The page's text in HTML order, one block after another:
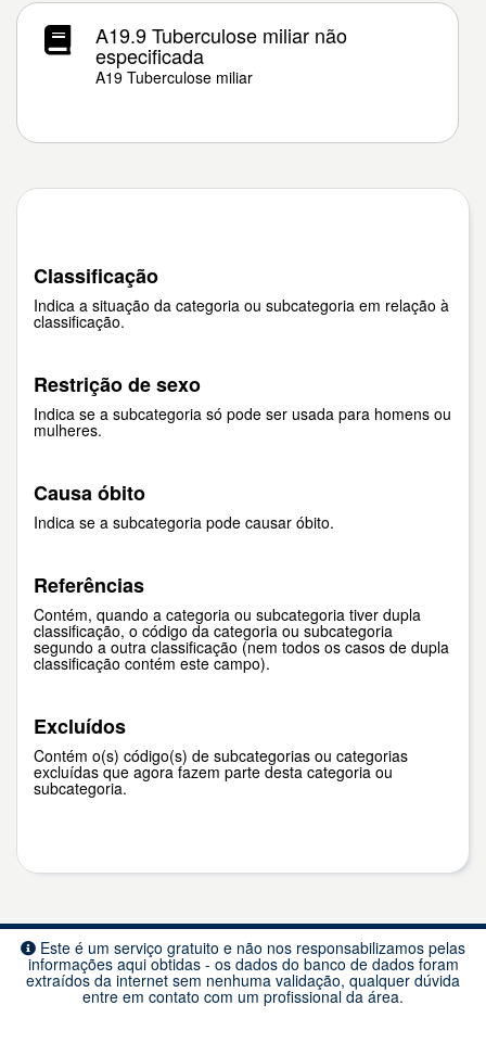
A19.9 Tuberculose miliar não
especificada
A19 Tuberculose miliar
Classificação
Indica a situação da categoria ou subcategoria em relação à
classificação.
Restrição de sexo
Indica se a subcategoria só pode ser usada para homens ou
mulheres.
Causa óbito
Indica se a subcategoria pode causar óbito.
Referências
Contém, quando a categoria ou subcategoria tiver dupla
classificação, o código da categoria ou subcategoria
segundo a outra classificação (nem todos os casos de dupla
classificação contém este campo).
Excluídos
Contém o(s) código(s) de subcategorias ou categorias
excluídas que agora fazem parte desta categoria ou
subcategoria.
Este é um serviço gratuito e não nos responsabilizamos pelas
informações aqui obtidas - os dados do banco de dados foram
extraídos da internet sem nenhuma validação, qualquer dúvida
entre em contato com um profissional da área.